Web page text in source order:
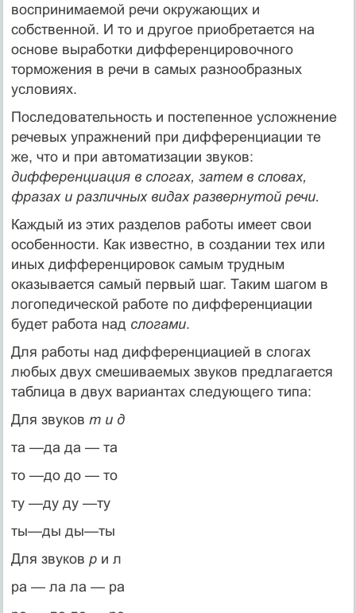
воспринимаемой речи ок­ружающих и
собственной. И то и другое приобретается на
основе выработки дифференцировочного
торможения в речи в самых разнообразных
условиях.
Последовательность и постепенное усложнение
речевых упражнений при дифференциации те
же, что и при автома­тизации звуков:
дифференциация в слогах, затем в словах,
фразах и различных видах развернутой речи.
Каждый из этих разделов работы имеет свои
особеннос­ти. Как известно, в создании тех или
иных дифференцировок самым трудным
оказывается самый первый шаг. Таким шагом в
логопедической работе по дифференциации
будет работа над слогами.
Для работы над дифференциацией в слогах
любых двух смешиваемых звуков предлагается
таблица в двух вариан­тах следующего типа:
Для звуков m и д
та —да да — та
то —до до — то
ту —ду ду —ту
ты—ды ды—ты
Для звуков р и л
ра — ла ла — ра